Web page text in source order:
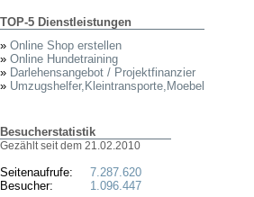
TOP-5 Dienstleistungen
» Online Shop erstellen
» Online Hundetraining
» Darlehensangebot / Projektfinanzier
» Umzugshelfer,Kleintransporte,Moebel
Besucherstatistik
Gezählt seit dem 21.02.2010
Seitenaufrufe:
Besucher:
7.287.620
1.096.447